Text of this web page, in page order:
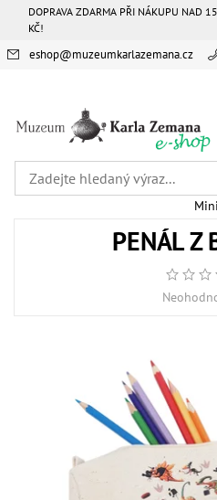
DOPRAVA ZDARMA PŘI NÁKUPU NAD
KČ!
eshop@muzeumkarlazemana.cz
PENÁL Z